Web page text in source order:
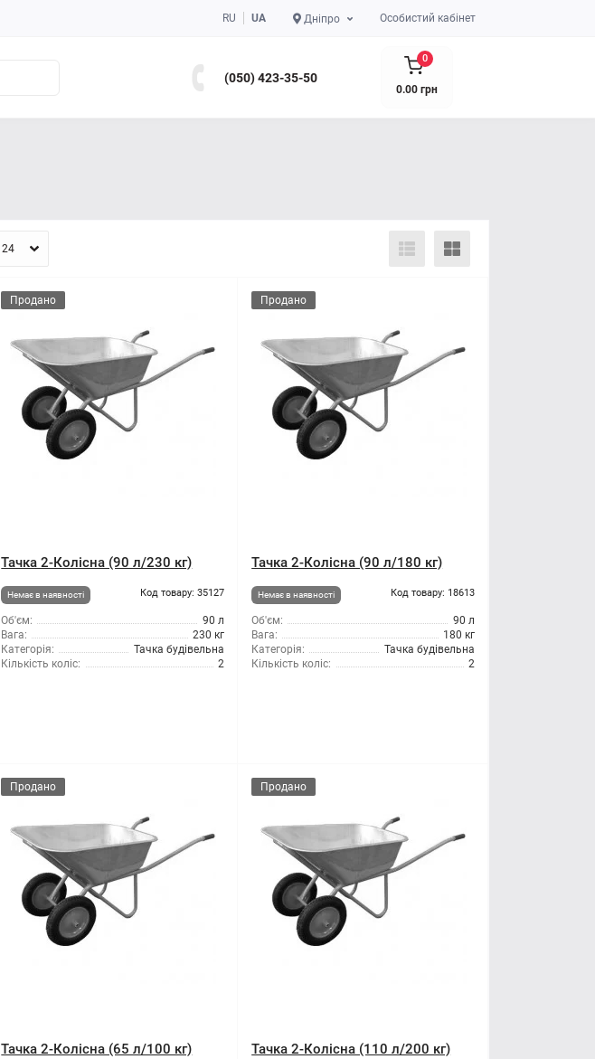
RU UA Дніпро Особистий кабінет
(050) 423-35-50
0
0.00 грн
Продано
Тачка 2-Колісна (90 л/230 кг)
Немає в наявності Код товару: 35127
Об'єм:
90 л
Вага:
230 кг
Категорія:
Тачка будівельна
Кількість коліс:
2
Продано
Тачка 2-Колісна (90 л/180 кг)
Немає в наявності Код товару: 18613
Об'єм:
90 л
Вага:
180 кг
Категорія:
Тачка будівельна
Кількість коліс:
2
Продано
Тачка 2-Колісна (65 л/100 кг)
Продано
Тачка 2-Колісна (110 л/200 кг)